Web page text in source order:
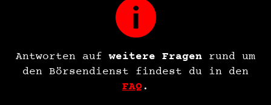
Antworten aufweitere Fragen rund um
den Börsendienst findest du in den
FAQ .